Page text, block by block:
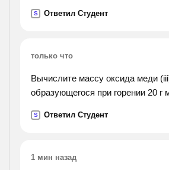
S Ответил Студент
только что
Вычислите массу оксида меди
образующегося при горении 20 г
S Ответил Студент
1 мин назад